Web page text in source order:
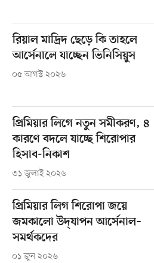
রিয়াল মাদ্রিদ ছেড়ে কি তাহলে
আর্সেনালে যাচ্ছেন ভিনিসিয়ুস
০৫ আগস্ট ২০২৬
প্রিমিয়ার লিগে নতুন সমীকরণ, ৪
কারণে বদলে যাচ্ছে শিরোপার
হিসাব-নিকাশ
৩১ জুলাই ২০২৬
প্রিমিয়ার লিগ শিরোপা জয়ে
জমকালো উদ্‌যাপন আর্সেনাল–
সমর্থকদের
০১ জুন ২০২৬